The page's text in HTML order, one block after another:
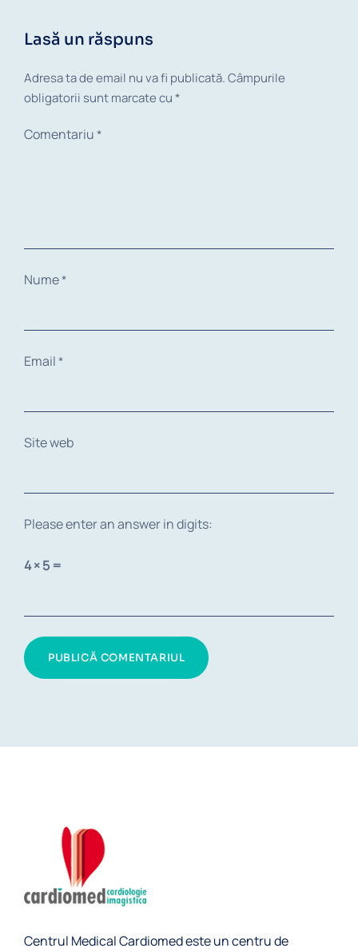
Lasă un răspuns
Adresa ta de email nu va fi publicată.Câmpurile
obligatorii sunt marcate cu*
Comentariu*
Nume*
Email*
Site web
Please enter an answer in digits:
4 × 5 =
Centrul Medical Cardiomed este un centru de